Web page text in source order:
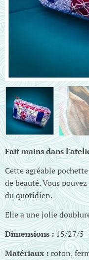
Fait mains dans
Cette agréable
de beauté. Vous
du quotidien.
Elle a une jolie
Dimensions :15/27/5
Matériaux :coton,